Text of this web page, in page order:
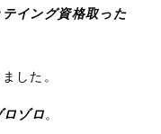
テイング資格取った
した。
ロゾロ。